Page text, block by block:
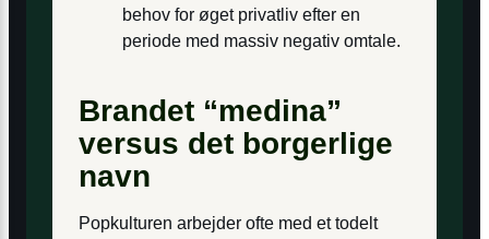
behov for øget privatliv efter en
periode med massiv negativ omtale.
Brandet “medina”
versus det borgerlige
navn
Popkulturen arbejder ofte med et todelt